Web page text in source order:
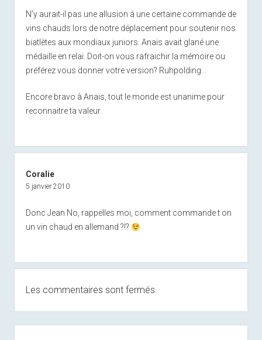
N’y aurait-il pas une allusion à une certaine commande de
vins chauds lors de notre déplacement pour soutenir nos
biatlètes aux mondiaux juniors. Anaïs avait glané une
médaille en relai. Doit-on vous rafraichir la mémoire ou
préférez vous donner votre version? Ruhpolding…
Encore bravo à Anaïs, tout le monde est unanime pour
reconnaitre ta valeur.
Coralie
5 janvier 2010
Donc Jean No, rappelles moi, comment commande t on
un vin chaud en allemand ?!?
Les commentaires sont fermés.